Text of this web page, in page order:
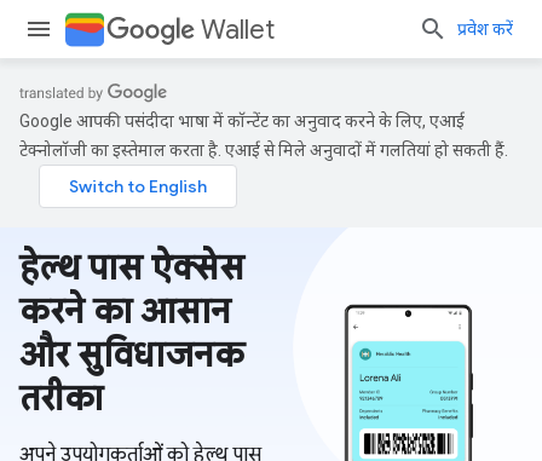
Wallet प्रवेश करें
Google आपकी पसंदीदा भाषा में कॉन्टेंट का अनुवाद करने के लिए, एआई
टेक्नोलॉजी का इस्तेमाल करता है. एआई से मिले अनुवादों में गलतियां हो सकती हैं.
हेल्थ पास ऐक्सेस
करने का आसान
और सुविधाजनक
तरीका
अपने उपयोगकर्ताओं को हेल्थ पास